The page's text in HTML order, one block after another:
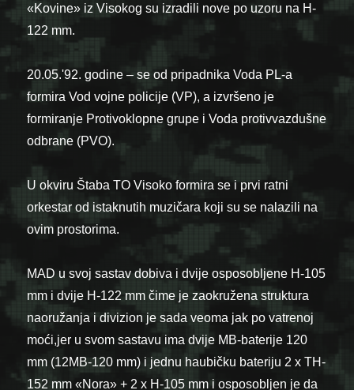
«Kovine» iz Visokog su izradili nove po uzoru na H-
122 mm.
20.05.'92. godine – se od pripadnika Voda PL-a
formira Vod vojne policije (VP), a izvršeno je
formiranje Protivoklopne grupe i Voda protivvazdušne
odbrane (PVO).
U okviru Štaba TO Visoko formira se i prvi ratni
orkestar od istaknutih muzičara koji su se nalazili na
ovim prostorima.
MAD u svoj sastav dobiva i dvije osposobljene H-105
mm i dvije H-122 mm čime je zaokružena struktura
naoružanja i divizion je sada veoma jak po vatrenoj
moći,jer u svom sastavu ima dvije MB-baterije 120
mm (12MB-120 mm) i jednu haubičku bateriju 2 x TH-
152 mm «Nora» + 2 x H-105 mm i osposobljen je da